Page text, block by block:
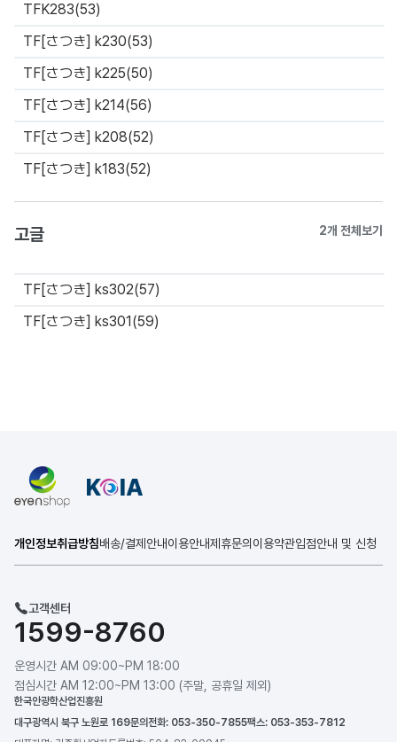
TFK283(53)
TF[さつき] k230(53)
TF[さつき] k225(50)
TF[さつき] k214(56)
TF[さつき] k208(52)
TF[さつき] k183(52)
고글 2개 전체보기
TF[さつき] ks302(57)
TF[さつき] ks301(59)
개인정보취급방침배송/결제안내이용안내제휴문의 이용약관입점안내 및 신청
고객센터
1599-8760
운영시간 AM 09:00~PM 18:00
점심시간 AM 12:00~PM 13:00 (주말, 공휴일 제외)
한국안광학산업진흥원
대구광역시 북구 노원로 169문의전화: 053-350-7855팩스: 053-353-7812